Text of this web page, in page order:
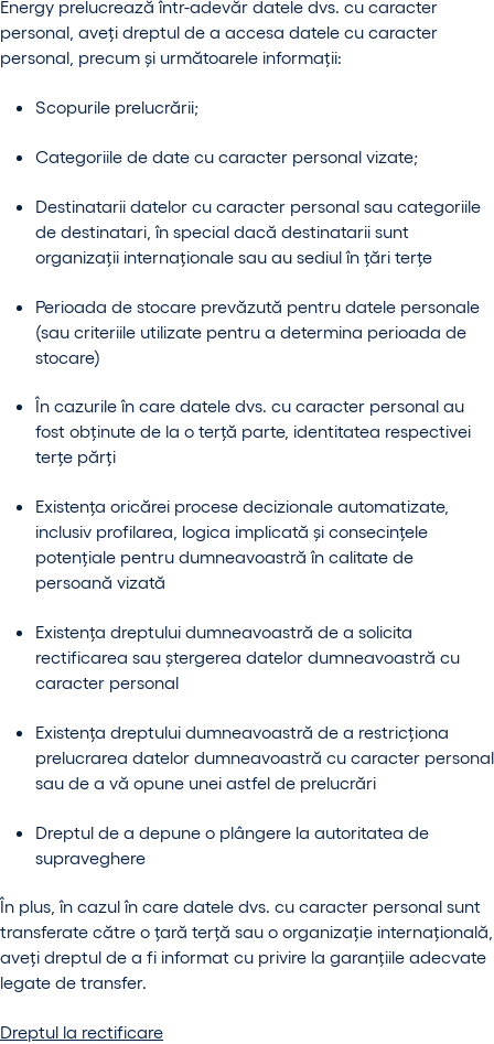
Energy prelucrează într-adevăr datele dvs. cu caracter
personal, aveți dreptul de a accesa datele cu caracter
personal, precum și următoarele informații:
Scopurile prelucrării;
Categoriile de date cu caracter personal vizate;
Destinatarii datelor cu caracter personal sau categoriile
de destinatari, în special dacă destinatarii sunt
organizații internaționale sau au sediul în țări terțe
Perioada de stocare prevăzută pentru datele personale
(sau criteriile utilizate pentru a determina perioada de
stocare)
În cazurile în care datele dvs. cu caracter personal au
fost obținute de la o terță parte, identitatea respectivei
terțe părți
Existența oricărei procese decizionale automatizate,
inclusiv profilarea, logica implicată și consecințele
potențiale pentru dumneavoastră în calitate de
persoană vizată
Existența dreptului dumneavoastră de a solicita
rectificarea sau ștergerea datelor dumneavoastră cu
caracter personal
Existența dreptului dumneavoastră de a restricționa
prelucrarea datelor dumneavoastră cu caracter personal
sau de a vă opune unei astfel de prelucrări
Dreptul de a depune o plângere la autoritatea de
supraveghere
În plus, în cazul în care datele dvs. cu caracter personal sunt
transferate către o țară terță sau o organizație internațională,
aveți dreptul de a fi informat cu privire la garanțiile adecvate
legate de transfer.
Dreptul la rectificare